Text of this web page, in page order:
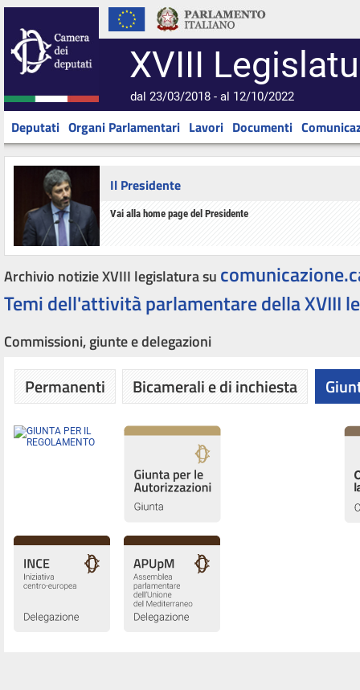
XVIII
dal 23/03/2018 - al 12/10/2022
Deputati Organi Parlamentari Lavori Documenti
Il Presidente
Vai alla home page del Presidente
Archivio notizie XVIII legislatura su
Temi dell'attività parlamentare della XVIII
Commissioni, giunte e delegazioni
Permanenti Bicamerali e di inchiesta